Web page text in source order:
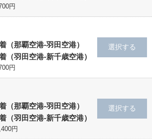
円
那覇空港‐羽田空港）
羽田空港‐新千歳空港）
円
那覇空港‐羽田空港）
羽田空港‐新千歳空港）
円